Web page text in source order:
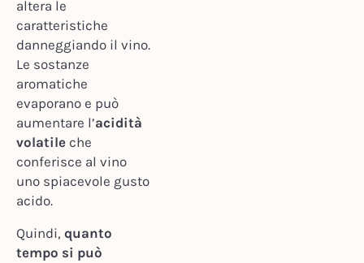
altera le
caratteristiche
danneggiando il vino.
Le sostanze
aromatiche
evaporano e può
aumentare l’acidità
volatileche
conferisce al vino
uno spiacevole gusto
acido.
Quindi, quanto
tempo si può